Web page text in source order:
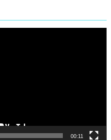
00:11